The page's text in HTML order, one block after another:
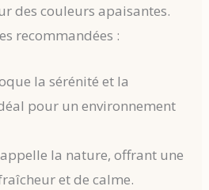
des couleurs apaisantes.
recommandées :
la sérénité et la
pour un environnement
la nature, offrant une
et de calme.